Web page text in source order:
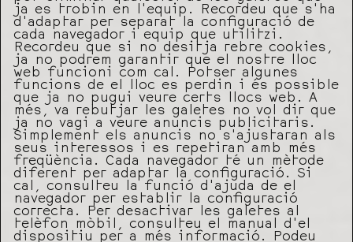
ja es trobin en l’equip. Recordeu que s’ha
d’adaptar per separat la configuració de
cada navegador i equip que utilitzi.
Recordeu que si no desitja rebre cookies,
ja no podrem garantir que el nostre lloc
web funcioni com cal. Potser algunes
funcions de el lloc es perdin i és possible
que ja no pugui veure certs llocs web. A
més, va rebutjar les galetes no vol dir que
ja no vagi a veure anuncis publicitaris.
Simplement els anuncis no s’ajustaran als
seus interessos i es repetiran amb més
freqüència. Cada navegador té un mètode
diferent per adaptar la configuració. Si
cal, consulteu la funció d’ajuda de el
navegador per establir la configuració
correcta. Per desactivar les galetes al
telèfon mòbil, consulteu el manual d’el
dispositiu per a més informació. Podeu